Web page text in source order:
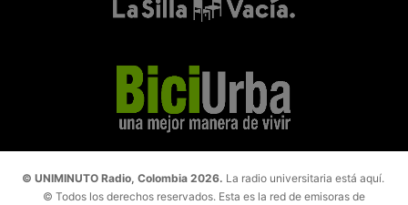
© UNIMINUTO Radio, Colombia 2026. La radio universitaria está aquí.
© Todos los derechos reservados. Esta es la red de emisoras de